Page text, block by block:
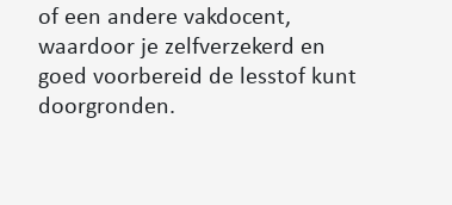
of een andere vakdocent,
waardoor je zelfverzekerd en
goed voorbereid de lesstof kunt
doorgronden.